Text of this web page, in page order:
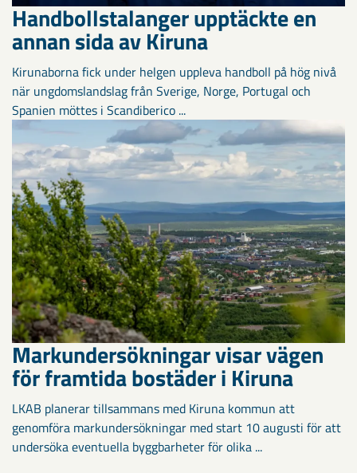
Handbollstalanger upptäckte en
annan sida av Kiruna
Kirunaborna fick under helgen uppleva handboll på hög nivå
när ungdomslandslag från Sverige, Norge, Portugal och
Spanien möttes i Scandiberico ...
Markundersökningar visar vägen
för framtida bostäder i Kiruna
LKAB planerar tillsammans med Kiruna kommun att
genomföra markundersökningar med start 10 augusti för att
undersöka eventuella byggbarheter för olika ...